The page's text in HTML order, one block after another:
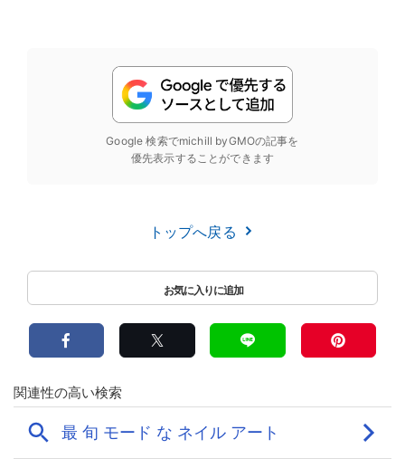
Google 検索でmichill byGMOの記事を
優先表示することができます
トップへ戻る